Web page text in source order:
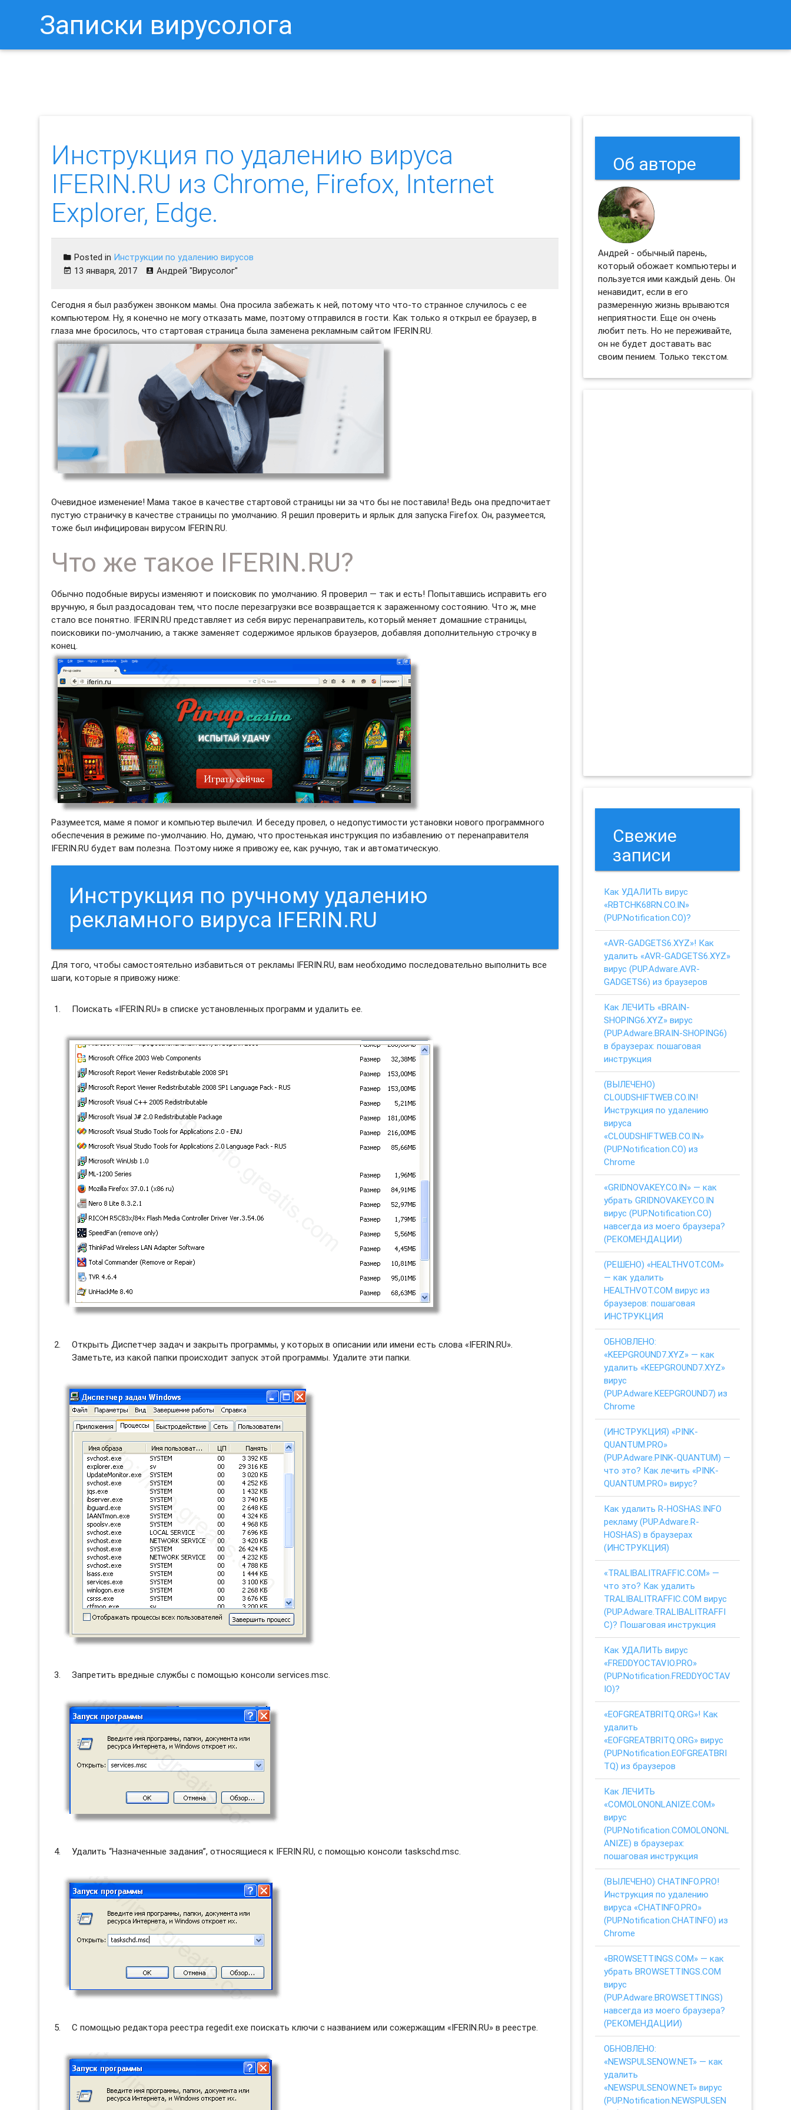
Записки вирусолога
Инструкция по удалению вируса
IFERIN.RU из Chrome, Firefox, Internet
Explorer, Edge.
Posted in Инструкции по удалению вирусов
13 января, 2017
Андрей "Вирусолог"
Сегодня я был разбужен звонком мамы. Она просила забежать к ней, потому что что-то странное случилось с ее
компьютером. Ну, я конечно не могу отказать маме, поэтому отправился в гости. Как только я открыл ее браузер, в
глаза мне бросилось, что стартовая страница была заменена рекламным сайтом IFERIN.RU.
Очевидное изменение! Мама такое в качестве стартовой страницы ни за что бы не поставила! Ведь она предпочитает
пустую страничку в качестве страницы по умолчанию. Я решил проверить и ярлык для запуска Firefox. Он, разумеется,
тоже был инфицирован вирусом IFERIN.RU.
Что же такое IFERIN.RU?
Обычно подобные вирусы изменяют и поисковик по умолчанию. Я проверил — так и есть! Попытавшись исправить его
вручную, я был раздосадован тем, что после перезагрузки все возвращается к зараженному состоянию. Что ж, мне
стало все понятно. IFERIN.RU представляет из себя вирус перенаправитель, который меняет домашние страницы,
поисковики по-умолчанию, а также заменяет содержимое ярлыков браузеров, добавляя дополнительную строчку в
конец.
Разумеется, маме я помог и компьютер вылечил. И беседу провел, о недопустимости установки нового программного
обеспечения в режиме по-умолчанию. Но, думаю, что простенькая инструкция по избавлению от перенаправителя
IFERIN.RU будет вам полезна. Поэтому ниже я привожу ее, как ручную, так и автоматическую.
Инструкция по ручному удалению
рекламного вируса IFERIN.RU
Для того, чтобы самостоятельно избавиться от рекламы IFERIN.RU, вам необходимо последовательно выполнить все
шаги, которые я привожу ниже:
Поискать «IFERIN.RU» в списке установленных программ и удалить ее.
Открыть Диспетчер задач и закрыть программы, у которых в описании или имени есть слова «IFERIN.RU».
Заметьте, из какой папки происходит запуск этой программы. Удалите эти папки.
Запретить вредные службы с помощью консоли services.msc.
Удалить “Назначенные задания”, относящиеся к IFERIN.RU, с помощью консоли taskschd.msc.
С помощью редактора реестра regedit.exe поискать ключи с названием или сожержащим «IFERIN.RU» в реестре.
Об авторе
Андрей - обычный парень,
который обожает компьютеры и
пользуется ими каждый день. Он
ненавидит, если в его
размеренную жизнь врываются
неприятности. Еще он очень
любит петь. Но не переживайте,
он не будет доставать вас
своим пением. Только текстом.
Свежие
записи
Как УДАЛИТЬ вирус
«RBTCHK68RN.CO.IN»
(PUP.Notification.CO)?
«AVR-GADGETS6.XYZ»! Как
удалить «AVR-GADGETS6.XYZ»
вирус (PUP.Adware.AVR-
GADGETS6) из браузеров
Как ЛЕЧИТЬ «BRAIN-
SHOPING6.XYZ» вирус
(PUP.Adware.BRAIN-SHOPING6)
в браузерах: пошаговая
инструкция
(ВЫЛЕЧЕНО)
CLOUDSHIFTWEB.CO.IN!
Инструкция по удалению
вируса
«CLOUDSHIFTWEB.CO.IN»
(PUP.Notification.CO) из
Chrome
«GRIDNOVAKEY.CO.IN» — как
убрать GRIDNOVAKEY.CO.IN
вирус (PUP.Notification.CO)
навсегда из моего браузера?
(РЕКОМЕНДАЦИИ)
(РЕШЕНО) «HEALTHVOT.COM»
— как удалить
HEALTHVOT.COM вирус из
браузеров: пошаговая
ИНСТРУКЦИЯ
ОБНОВЛЕНО:
«KEEPGROUND7.XYZ» — как
удалить «KEEPGROUND7.XYZ»
вирус
(PUP.Adware.KEEPGROUND7) из
Chrome
(ИНСТРУКЦИЯ) «PINK-
QUANTUM.PRO»
(PUP.Adware.PINK-QUANTUM) —
что это? Как лечить «PINK-
QUANTUM.PRO» вирус?
Как удалить R-HOSHAS.INFO
рекламу (PUP.Adware.R-
HOSHAS) в браузерах
(ИНСТРУКЦИЯ)
«TRALIBALITRAFFIC.COM» —
что это? Как удалить
TRALIBALITRAFFIC.COM вирус
(PUP.Adware.TRALIBALITRAFFI
C)? Пошаговая инструкция
Как УДАЛИТЬ вирус
«FREDDYOCTAVIO.PRO»
(PUP.Notification.FREDDYOCTAV
IO)?
«EOFGREATBRITQ.ORG»! Как
удалить
«EOFGREATBRITQ.ORG» вирус
(PUP.Notification.EOFGREATBRI
TQ) из браузеров
Как ЛЕЧИТЬ
«COMOLONONLANIZE.COM»
вирус
(PUP.Notification.COMOLONONL
ANIZE) в браузерах:
пошаговая инструкция
(ВЫЛЕЧЕНО) CHATINFO.PRO!
Инструкция по удалению
вируса «CHATINFO.PRO»
(PUP.Notification.CHATINFO) из
Chrome
«BROWSETTINGS.COM» — как
убрать BROWSETTINGS.COM
вирус
(PUP.Adware.BROWSETTINGS)
навсегда из моего браузера?
(РЕКОМЕНДАЦИИ)
ОБНОВЛЕНО:
«NEWSPULSENOW.NET» — как
удалить
«NEWSPULSENOW.NET» вирус
(PUP.Notification.NEWSPULSEN